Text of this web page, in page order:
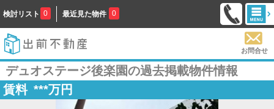
検討リスト 0 最近見た物件 0
お問合せ
デュオステージ後楽園の過去掲載物件情報
賃料 ***万円